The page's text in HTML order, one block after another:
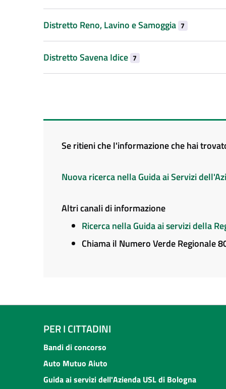
Distretto Reno, Lavino e Samoggia 7
Distretto Savena Idice 7
Se ritieni che l'informazione che hai
Nuova ricerca nella Guida ai Servizi
Altri canali di informazione
Ricerca nella Guida ai servizi della
Chiama il Numero Verde Regionale
PER I CITTADINI
Bandi di concorso
Auto Mutuo Aiuto
Guida ai servizi dell'Azienda USL di Bologna